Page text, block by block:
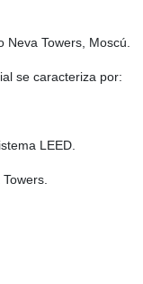
Towers, Moscú.
se caracteriza por:
LEED.